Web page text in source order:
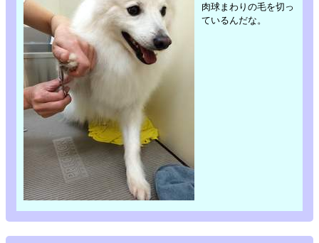
肉球まわりの毛を切っ
ているんだな。